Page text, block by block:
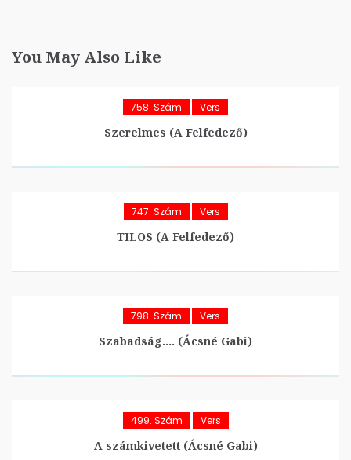
You May Also Like
758. Szám Vers
Szerelmes (A Felfedező)
747. Szám Vers
TILOS (A Felfedező)
798. Szám Vers
Szabadság…. (Ácsné Gabi)
499. Szám Vers
A számkivetett (Ácsné Gabi)